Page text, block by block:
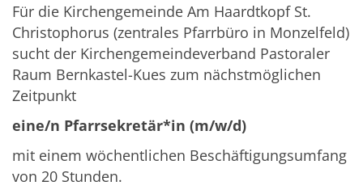
Für die Kirchengemeinde Am Haardtkopf St.
Christophorus (zentrales Pfarrbüro in Monzelfeld)
sucht der Kirchengemeindeverband Pastoraler
Raum Bernkastel-Kues zum nächstmöglichen
Zeitpunkt
eine/n Pfarrsekretär*in (m/w/d)
mit einem wöchentlichen Beschäftigungsumfang
von 20 Stunden.